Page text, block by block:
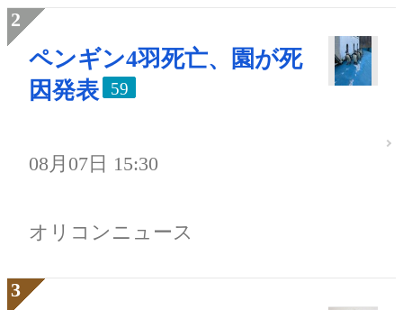
ペンギン4羽死亡、園が死
因発表
59
08月07日 15:30
オリコンニュース